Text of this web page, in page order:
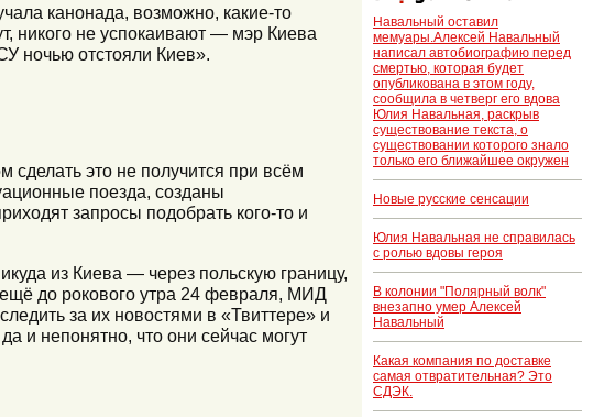
канонада, возможно, какие-то
никого не успокаивают — мэр Киева
ночью отстояли Киев».
сделать это не получится при всём
поезда, созданы
запросы подобрать кого-то и
из Киева — через польскую границу,
ещё до рокового утра 24 февраля, МИД
за их новостями в «Твиттере» и
и непонятно, что они сейчас могут
Навальный оставил
мемуары.Алексей Навальный
написал автобиографию перед
смертью, которая будет
опубликована в этом году,
сообщила в четверг его вдова
Юлия Навальная, раскрыв
существование текста, о
существовании которого знало
только его ближайшее окружен
Новые русские сенсации
Юлия Навальная не справилась
с ролью вдовы героя
В колонии "Полярный волк"
внезапно умер Алексей
Навальный
Какая компания по доставке
самая отвратительная? Это
СДЭК.